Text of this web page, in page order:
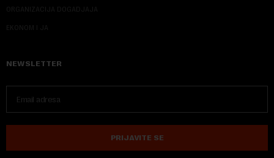
ORGANIZACIJA DOGADJAJA
EKONOM I JA
NEWSLETTER
PRIJAVITE SE